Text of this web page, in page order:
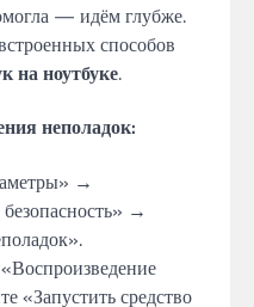
— идём глубже.
способов
на ноутбуке.
неполадок:
→
→
«Запустить средство